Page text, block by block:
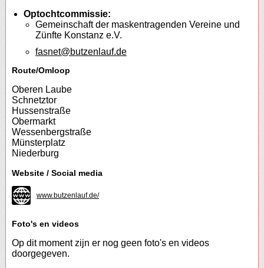
Optochtcommissie:
Gemeinschaft der maskentragenden Vereine und
Zünfte Konstanz e.V.
fasnet@butzenlauf.de
Route/Omloop
Oberen Laube
Schnetztor
Hussenstraße
Obermarkt
Wessenbergstraße
Münsterplatz
Niederburg
Website / Social media
www.butzenlauf.de/
Foto's en videos
Op dit moment zijn er nog geen foto's en videos
doorgegeven.